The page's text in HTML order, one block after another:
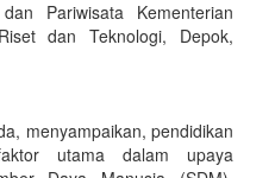
Pariwisata Kementerian
dan Teknologi, Depok,
menyampaikan, pendidikan
utama dalam upaya